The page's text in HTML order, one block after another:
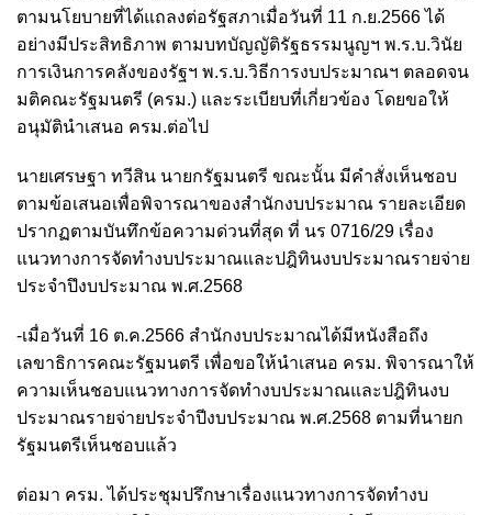
ตามนโยบายที่ได้แถลงต่อรัฐสภาเมื่อวันที่ 11 ก.ย.2566 ได้
อย่างมีประสิทธิภาพ ตามบทบัญญัติรัฐธรรมนูญฯ พ.ร.บ.วินัย
การเงินการคลังของรัฐฯ พ.ร.บ.วิธีการงบประมาณฯ ตลอดจน
มติคณะรัฐมนตรี (ครม.) และระเบียบที่เกี่ยวข้อง โดยขอให้
อนุมัตินำเสนอ ครม.ต่อไป
นายเศรษฐา ทวีสิน นายกรัฐมนตรี ขณะนั้น มีคำสั่งเห็นชอบ
ตามข้อเสนอเพื่อพิจารณาของสำนักงบประมาณ รายละเอียด
ปรากฏตามบันทึกข้อความด่วนที่สุด ที่ นร 0716/29 เรื่อง
แนวทางการจัดทำงบประมาณและปฎิทินงบประมาณรายจ่าย
ประจำปึงบประมาณ พ.ศ.2568
-เมื่อวันที่ 16 ต.ค.2566 สำนักงบประมาณได้มีหนังสือถึง
เลขาธิการคณะรัฐมนตรี เพื่อขอให้นำเสนอ ครม. พิจารณาให้
ความเห็นชอบแนวทางการจัดทำงบประมาณและปฎิทินงบ
ประมาณรายจ่ายประจำปีงบประมาณ พ.ศ.2568 ตามที่นายก
รัฐมนตรีเห็นชอบแล้ว
ต่อมา ครม. ได้ประชุมปรึกษาเรื่องแนวทางการจัดทำงบ